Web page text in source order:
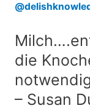
die
– Susan